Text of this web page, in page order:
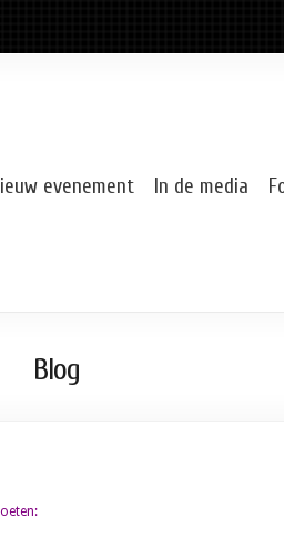
evenement In de media
Blog